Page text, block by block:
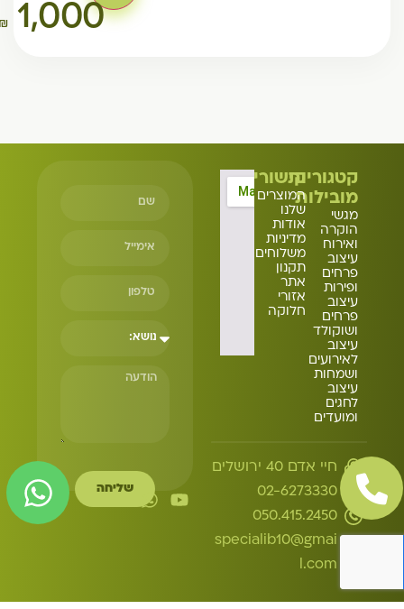
1,000
₪
קטגוריות
מובילות
מגשי
הוקרה
ואירוח
עיצוב
פרחים
ופירות
עיצוב
פרחים
ושוקולד
עיצוב
לאירועים
ושמחות
עיצוב
לחגים
ומועדים
קישורים
המוצרים
שלנו
אודות
מדיניות
משלוחים
תקנון
אתר
אזורי
חלוקה
חיי אדם 40 ירושלים
02-6273330
050.415.2450
specialib10@gmai
l.com
שליחה